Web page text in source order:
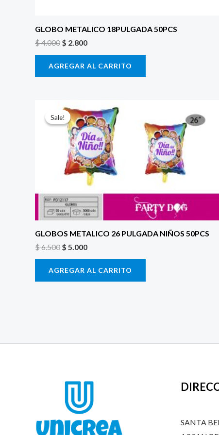
GLOBO METALICO 18PULGADA 50PCS
$4.000 $ 2.800
AGREGAR AL CARRITO
Sale!
Sale!
GLOBOS METALICO 26 PULGADA NIÑOS 50PCS
$6.500
precio
original
era:
$ 6.500.
$ 5.000
precio
actual
es:
$ 5.000.
AGREGAR AL CARRITO
SANTA